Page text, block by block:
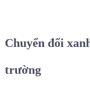
Chuyển đổi
trường